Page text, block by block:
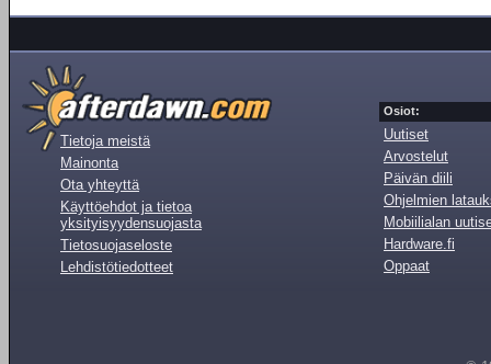
Tietoja meistä
Mainonta
Ota yhteyttä
Käyttöehdot ja tietoa
yksityisyydensuojasta
Tietosuojaseloste
Lehdistötiedotteet
Osiot:
Uutiset
Arvostelut
Päivän diili
Ohjelmien
Mobiilialan
Hardware.fi
Oppaat